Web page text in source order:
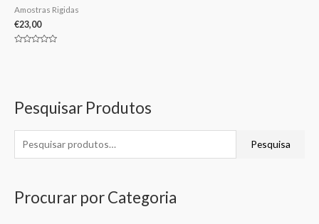
Pesquisar Produtos
Pesquisa
Procurar por Categoria
Amostras Rigidas
€23,00